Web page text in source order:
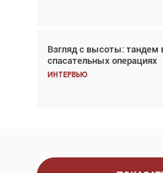
Взгляд с высоты: тандем
спасательных операциях
Интервью
Частный самолёт – это
покупке
Интервью